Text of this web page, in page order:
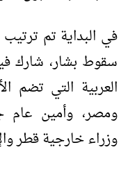
في البداية تم
سقوط بشار، شارك
العربية التي تضم
ومصر، وأمين عام
وزراء خارجية قطر